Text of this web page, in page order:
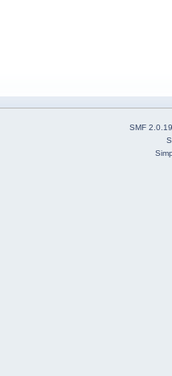
SMF 2.0.19